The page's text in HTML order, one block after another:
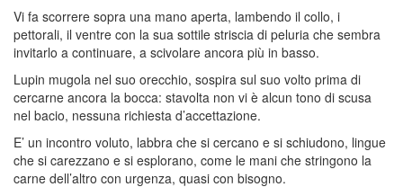
Vi fa scorrere sopra una mano aperta, lambendo il collo, i
pettorali, il ventre con la sua sottile striscia di peluria che sembra
invitarlo a continuare, a scivolare ancora più in basso.
Lupin mugola nel suo orecchio, sospira sul suo volto prima di
cercarne ancora la bocca: stavolta non vi è alcun tono di scusa
nel bacio, nessuna richiesta d’accettazione.
E’ un incontro voluto, labbra che si cercano e si schiudono, lingue
che si carezzano e si esplorano, come le mani che stringono la
carne dell’altro con urgenza, quasi con bisogno.